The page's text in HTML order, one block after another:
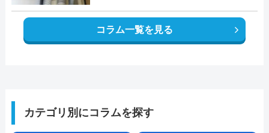
コラム一覧を見る
カテゴリ別にコラムを探す